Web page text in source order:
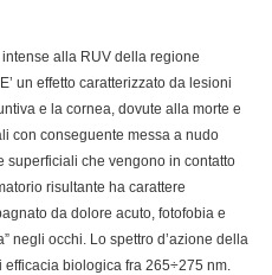
alla RUV della regione
un effetto caratterizzato da lesioni
e la cornea, dovute alla morte e
con conseguente messa a nudo
superficiali che vengono in contatto
risultante ha carattere
da dolore acuto, fotofobia e
negli occhi. Lo spettro d’azione della
biologica fra 265÷275 nm.